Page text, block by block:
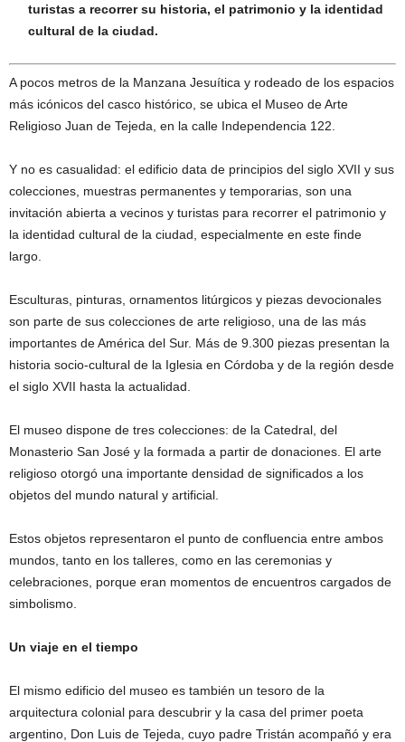
turistas a recorrer su historia, el patrimonio y la identidad
cultural de la ciudad.
A pocos metros de la Manzana Jesuítica y rodeado de los espacios
más icónicos del casco histórico, se ubica el Museo de Arte
Religioso Juan de Tejeda, en la calle Independencia 122.
Y no es casualidad: el edificio data de principios del siglo XVII y sus
colecciones, muestras permanentes y temporarias, son una
invitación abierta a vecinos y turistas para recorrer el patrimonio y
la identidad cultural de la ciudad, especialmente en este finde
largo.
Esculturas, pinturas, ornamentos litúrgicos y piezas devocionales
son parte de sus colecciones de arte religioso, una de las más
importantes de América del Sur. Más de 9.300 piezas presentan la
historia socio-cultural de la Iglesia en Córdoba y de la región desde
el siglo XVII hasta la actualidad.
El museo dispone de tres colecciones: de la Catedral, del
Monasterio San José y la formada a partir de donaciones. El arte
religioso otorgó una importante densidad de significados a los
objetos del mundo natural y artificial.
Estos objetos representaron el punto de confluencia entre ambos
mundos, tanto en los talleres, como en las ceremonias y
celebraciones, porque eran momentos de encuentros cargados de
simbolismo.
Un viaje en el tiempo
El mismo edificio del museo es también un tesoro de la
arquitectura colonial para descubrir y la casa del primer poeta
argentino, Don Luis de Tejeda, cuyo padre Tristán acompañó y era